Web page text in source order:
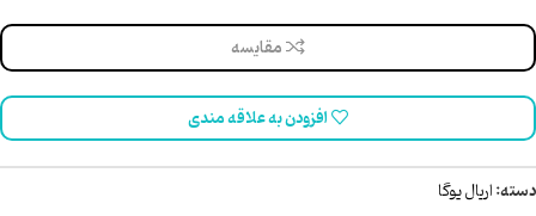
مقایسه
افزودن به علاقه مندی
دسته:اریال یوگا